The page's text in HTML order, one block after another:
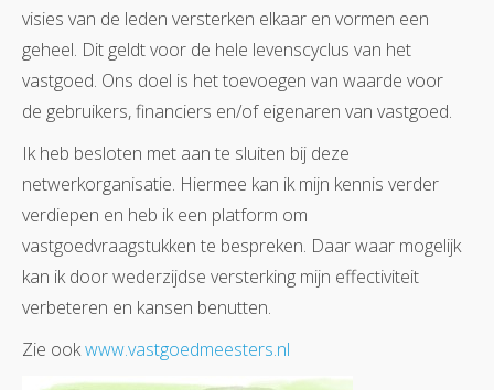
visies van de leden versterken elkaar en vormen een
geheel. Dit geldt voor de hele levenscyclus van het
vastgoed. Ons doel is het toevoegen van waarde voor
de gebruikers, financiers en/of eigenaren van vastgoed.
Ik heb besloten met aan te sluiten bij deze
netwerkorganisatie. Hiermee kan ik mijn kennis verder
verdiepen en heb ik een platform om
vastgoedvraagstukken te bespreken. Daar waar mogelijk
kan ik door wederzijdse versterking mijn effectiviteit
verbeteren en kansen benutten.
Zie ookwww.vastgoedmeesters.nl